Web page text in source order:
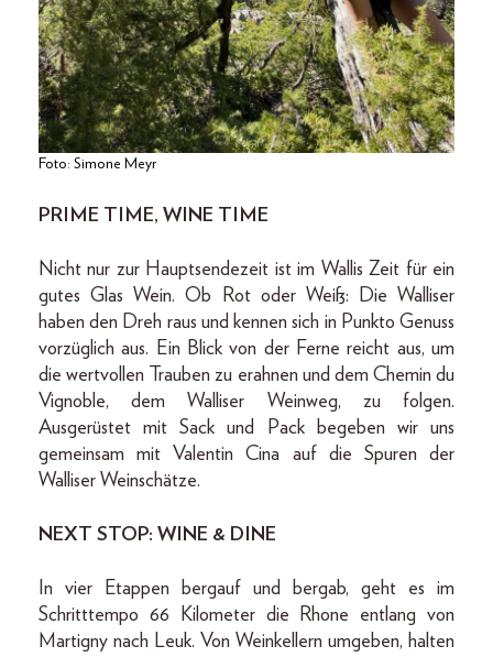
Foto: Simone Meyr
PRIME TIME, WINE TIME
Nicht nur zur Hauptsendezeit ist im Wallis Zeit für ein
gutes Glas Wein. Ob Rot oder Weiß: Die Walliser
haben den Dreh raus und kennen sich in Punkto Genuss
vorzüglich aus. Ein Blick von der Ferne reicht aus, um
die wertvollen Trauben zu erahnen und dem Chemin du
Vignoble, dem Walliser Weinweg, zu folgen.
Ausgerüstet mit Sack und Pack begeben wir uns
gemeinsam mit Valentin Cina auf die Spuren der
Walliser Weinschätze.
NEXT STOP: WINE & DINE
In vier Etappen bergauf und bergab, geht es im
Schritttempo 66 Kilometer die Rhone entlang von
Martigny nach Leuk. Von Weinkellern umgeben, halten